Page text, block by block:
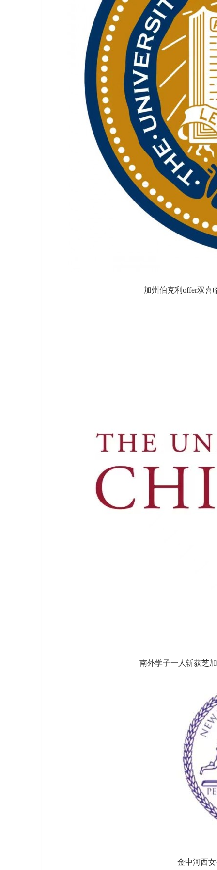
加州伯克利offer双喜
南外学子一人斩获芝
金中河西